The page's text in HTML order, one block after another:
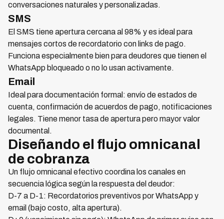
conversaciones naturales y personalizadas.
SMS
El SMS tiene apertura cercana al 98% y es ideal para
mensajes cortos de recordatorio con links de pago.
Funciona especialmente bien para deudores que tienen el
WhatsApp bloqueado o no lo usan activamente.
Email
Ideal para documentación formal: envío de estados de
cuenta, confirmación de acuerdos de pago, notificaciones
legales. Tiene menor tasa de apertura pero mayor valor
documental.
Diseñando el flujo omnicanal
de cobranza
Un flujo omnicanal efectivo coordina los canales en
secuencia lógica según la respuesta del deudor:
D-7 a D-1: Recordatorios preventivos por WhatsApp y
email (bajo costo, alta apertura).